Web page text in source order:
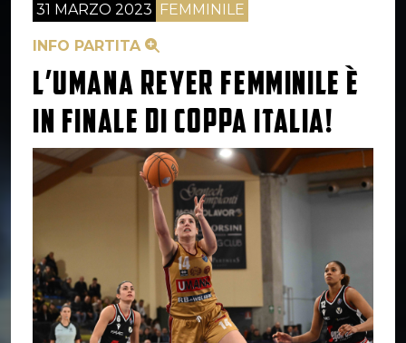
31 MARZO 2023 FEMMINILE
INFO PARTITA
L’UMANA REYER FEMMINILE È
IN FINALE DI COPPA ITALIA!